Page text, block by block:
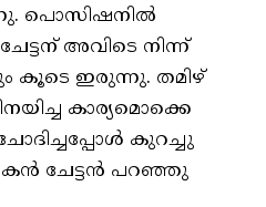
പൊസിഷനിൽ
അവിടെ നിന്ന്
കൂടെ ഇരുന്നു. തമിഴ്
കാര്യമൊക്കെ
കുറച്ചു
ചേട്ടൻ പറഞ്ഞു